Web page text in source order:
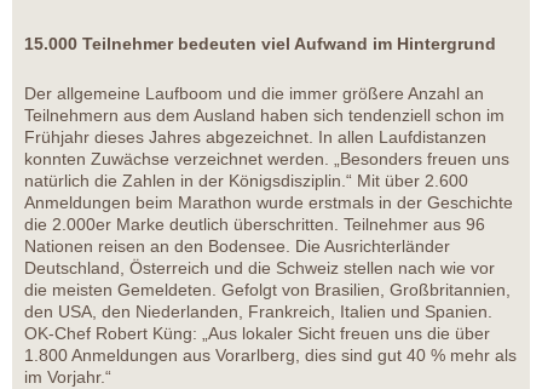
15.000 Teilnehmer bedeuten viel Aufwand im Hintergrund
Der allgemeine Laufboom und die immer größere Anzahl an
Teilnehmern aus dem Ausland haben sich tendenziell schon im
Frühjahr dieses Jahres abgezeichnet. In allen Laufdistanzen
konnten Zuwächse verzeichnet werden. „Besonders freuen uns
natürlich die Zahlen in der Königsdisziplin.“ Mit über 2.600
Anmeldungen beim Marathon wurde erstmals in der Geschichte
die 2.000er Marke deutlich überschritten. Teilnehmer aus 96
Nationen reisen an den Bodensee. Die Ausrichterländer
Deutschland, Österreich und die Schweiz stellen nach wie vor
die meisten Gemeldeten. Gefolgt von Brasilien, Großbritannien,
den USA, den Niederlanden, Frankreich, Italien und Spanien.
OK-Chef Robert Küng: „Aus lokaler Sicht freuen uns die über
1.800 Anmeldungen aus Vorarlberg, dies sind gut 40 % mehr als
im Vorjahr.“